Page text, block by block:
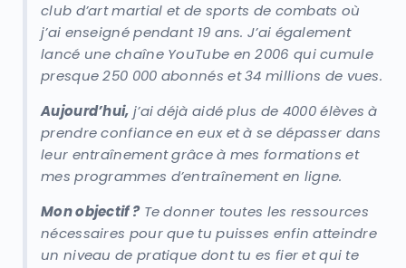
club d’art martial et de sports de combats où
j’ai enseigné pendant 19 ans. J’ai également
lancé une chaîne YouTube en 2006 qui cumule
presque 250 000 abonnés et 34 millions de vues.
Aujourd’hui, j’ai déjà aidé plus de 4000 élèves à
prendre confiance en eux et à se dépasser dans
leur entraînement grâce à mes formations et
mes programmes d’entraînement en ligne.
Mon objectif ?Te donner toutes les ressources
nécessaires pour que tu puisses enfin atteindre
un niveau de pratique dont tu es fier et qui te